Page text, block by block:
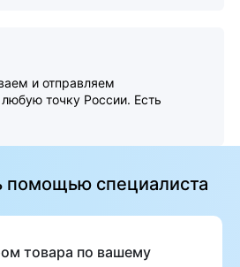
и отправляем
точку России. Есть
помощью специалиста
товара по вашему